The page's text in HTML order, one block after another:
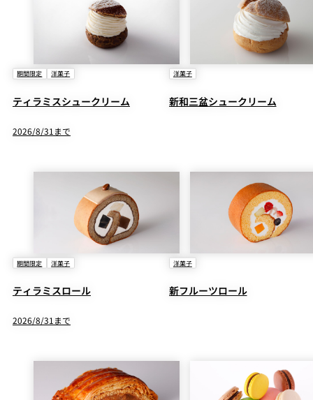
期間限定 洋菓子
ティラミスシュークリーム
2026/8/31まで
洋菓子
新和三盆シュークリーム
期間限定 洋菓子
ティラミスロール
2026/8/31まで
洋菓子
新フルーツロール